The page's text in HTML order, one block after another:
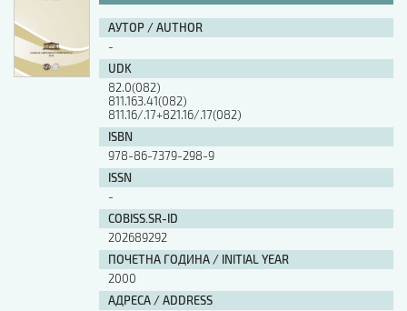
АУТОР / AUTHOR
-
UDK
82.0(082)
811.163.41(082)
811.16/.17+821.16/.17(082)
ISBN
978-86-7379-298-9
ISSN
-
COBISS.SR-ID
202689292
ПОЧЕТНА ГОДИНА / INITIAL YEAR
2000
АДРЕСА / ADDRESS